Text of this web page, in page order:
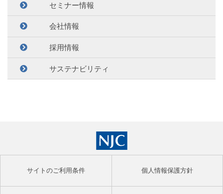
セミナー情報
会社情報
採用情報
サステナビリティ
サイトのご利用条件 個人情報保護方針